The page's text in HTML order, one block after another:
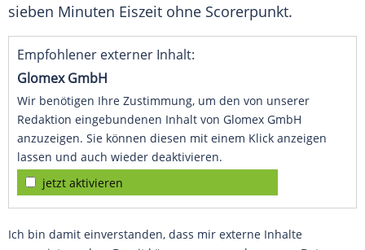
sieben Minuten Eiszeit ohne Scorerpunkt.
Empfohlener externer Inhalt:
Glomex GmbH
Wir benötigen Ihre Zustimmung, um den von unserer
Redaktion eingebundenen Inhalt von Glomex GmbH
anzuzeigen. Sie können diesen mit einem Klick anzeigen
lassen und auch wieder deaktivieren.
jetzt aktivieren
Ich bin damit einverstanden, dass mir externe Inhalte